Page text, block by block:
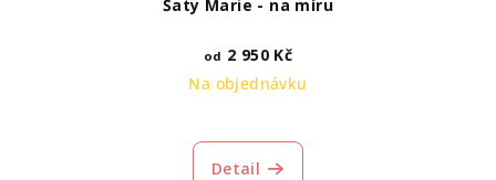
Šaty Marie - na míru
od 2 950 Kč
Na objednávku
Detail